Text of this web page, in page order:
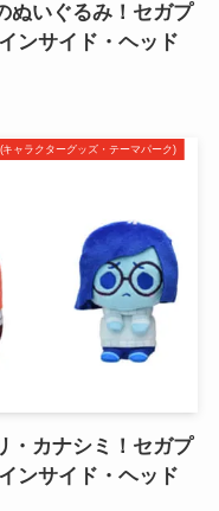
ぬいぐるみ！セガプ
ンサイド・ヘッド
キャラクターグッズ・テーマパーク)
・カナシミ！セガプ
ンサイド・ヘッド